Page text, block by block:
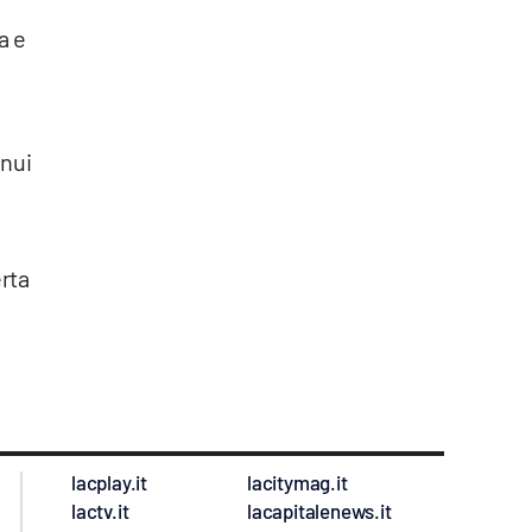
e
lacplay.it
lactv.it
lacitymag.it
lacapitalenews.it